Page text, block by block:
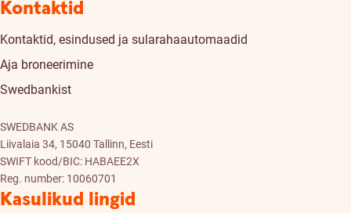
Kontaktid
Kontaktid, esindused ja sularahaautomaadid
Aja broneerimine
Swedbankist
SWEDBANK AS
Liivalaia 34, 15040 Tallinn, Eesti
SWIFT kood/BIC: HABAEE2X
Reg. number: 10060701
Kasulikud lingid